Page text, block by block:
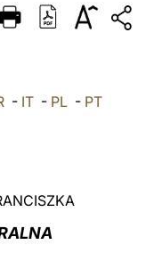
ITALIANO
中文
- IT- PL- PT